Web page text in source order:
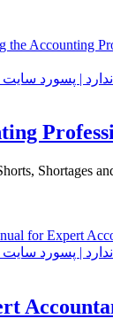
| پسورد
| پسورد